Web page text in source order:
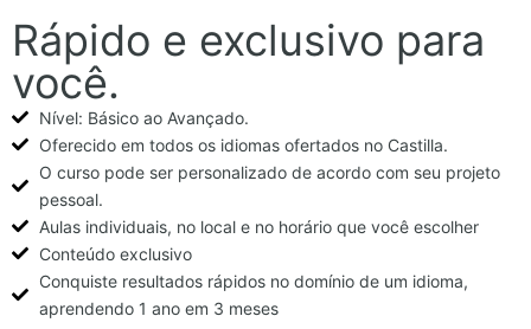
Rápido e exclusivo para
você.
Nível: Básico ao Avançado.
Oferecido em todos os idiomas ofertados no Castilla.
O curso pode ser personalizado de acordo com seu projeto
pessoal.
Aulas individuais, no local e no horário que você escolher
Conteúdo exclusivo
Conquiste resultados rápidos no domínio de um idioma,
aprendendo 1 ano em 3 meses